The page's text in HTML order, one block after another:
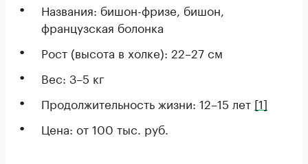
Названия: бишон-фризе, бишон,
французская болонка
Рост (высота в холке): 22–27 см
Вес: 3–5 кг
Продолжительность жизни: 12–15 лет [1]
Цена: от 100 тыс. руб.